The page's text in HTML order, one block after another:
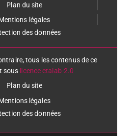
Plan du site
légales
des données
tous les contenus de ce
sous licence etalab-2.0
Plan du site
légales
des données